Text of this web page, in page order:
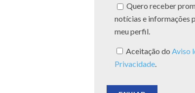
Quero receber
notícias e informações
meu perfil.
Aceitação do Aviso
Privacidade.